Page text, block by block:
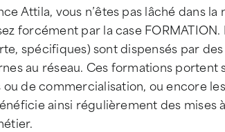
Attila, vous n’êtes pas lâché dans
forcément par la case
spécifiques) sont dispensés par
au réseau. Ces formations portent
de commercialisation, ou encore
ainsi régulièrement des mises